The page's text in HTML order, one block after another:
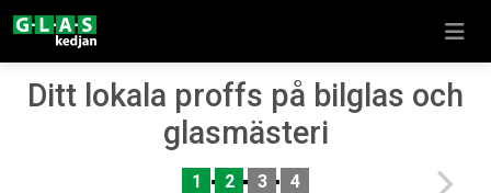
Ditt lokala proffs på bilglas och
glasmästeri
1 2 3 4